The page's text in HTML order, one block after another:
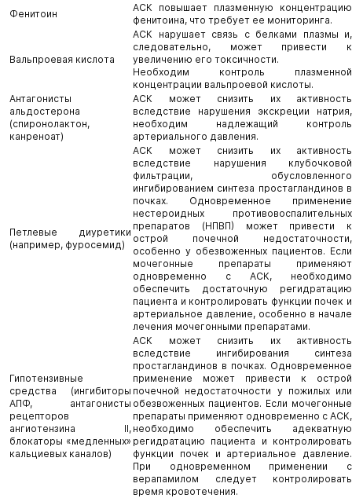
Фенитоин
АСК повышает плазменную концентрацию
фенитоина, что требует ее мониторинга.
Вальпроевая кислота
АСК нарушает связь с белками плазмы и,
следовательно, может привести к
увеличению его токсичности.
Необходим контроль плазменной
концентрации вальпроевой кислоты.
Антагонисты
альдостерона
(спиронолактон,
канреноат)
АСК может снизить их активность
вследствие нарушения экскреции натрия,
необходим надлежащий контроль
артериального давления.
Петлевые диуретики
(например, фуросемид)
АСК может снизить их активность
вследствие нарушения клубочковой
фильтрации, обусловленного
ингибированием синтеза простагландинов в
почках. Одновременное применение
нестероидных противовоспалительных
препаратов (НПВП) может привести к
острой почечной недостаточности,
особенно у обезвоженных пациентов. Если
мочегонные препараты применяют
одновременно с АСК, необходимо
обеспечить достаточную регидратацию
пациента и контролировать функции почек и
артериальное давление, особенно в начале
лечения мочегонными препаратами.
Гипотензивные
средства (ингибиторы
АПФ, антагонисты
рецепторов
ангиотензина II,
блокаторы «медленных»
кальциевых каналов)
АСК может снизить их активность
вследствие ингибирования синтеза
простагландинов в почках. Одновременное
применение может привести к острой
почечной недостаточности у пожилых или
обезвоженных пациентов. Если мочегонные
препараты применяют одновременно с АСК,
необходимо обеспечить адекватную
регидратацию пациента и контролировать
функции почек и артериальное давление.
При одновременном применении с
верапамилом следует контролировать
время кровотечения.